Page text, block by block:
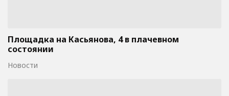
Площадка на Касьянова, 4 в плачевном
состоянии
Новости